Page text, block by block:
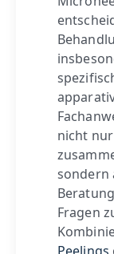
nicht
sondern
Fragen